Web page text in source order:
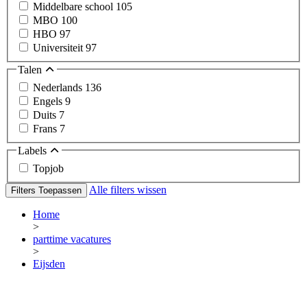
Middelbare school 105
MBO 100
HBO 97
Universiteit97
Talen
Nederlands 136
Engels 9
Duits 7
Frans 7
Labels
Topjob
Filters Toepassen Alle filters wissen
Home
>
parttime vacatures
>
Eijsden